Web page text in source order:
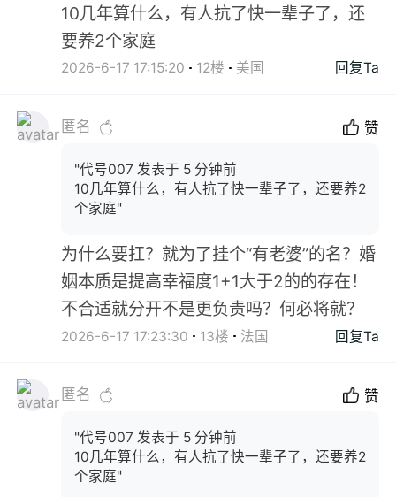
10几年算什么，有人抗了快一辈子了，还
要养2个家庭
2026-6-17 17:15:20 12楼 美国 回复Ta
匿名 赞
"代号007 发表于 5 分钟前
10几年算什么，有人抗了快一辈子了，还要养2
个家庭"
为什么要扛？就为了挂个“有老婆”的名？婚
姻本质是提高幸福度1+1大于2的的存在！
不合适就分开不是更负责吗？何必将就？
2026-6-17 17:23:30 13楼 法国 回复Ta
匿名 赞
"代号007 发表于 5 分钟前
10几年算什么，有人抗了快一辈子了，还要养2
个家庭"